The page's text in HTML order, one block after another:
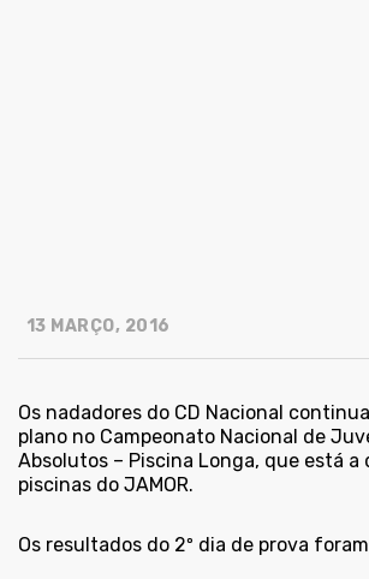
13 MARÇO, 2016
Os nadadores do CD Nacional
plano no Campeonato Nacional de
Absolutos – Piscina Longa, que está a
piscinas do JAMOR.
Os resultados do 2º dia de prova